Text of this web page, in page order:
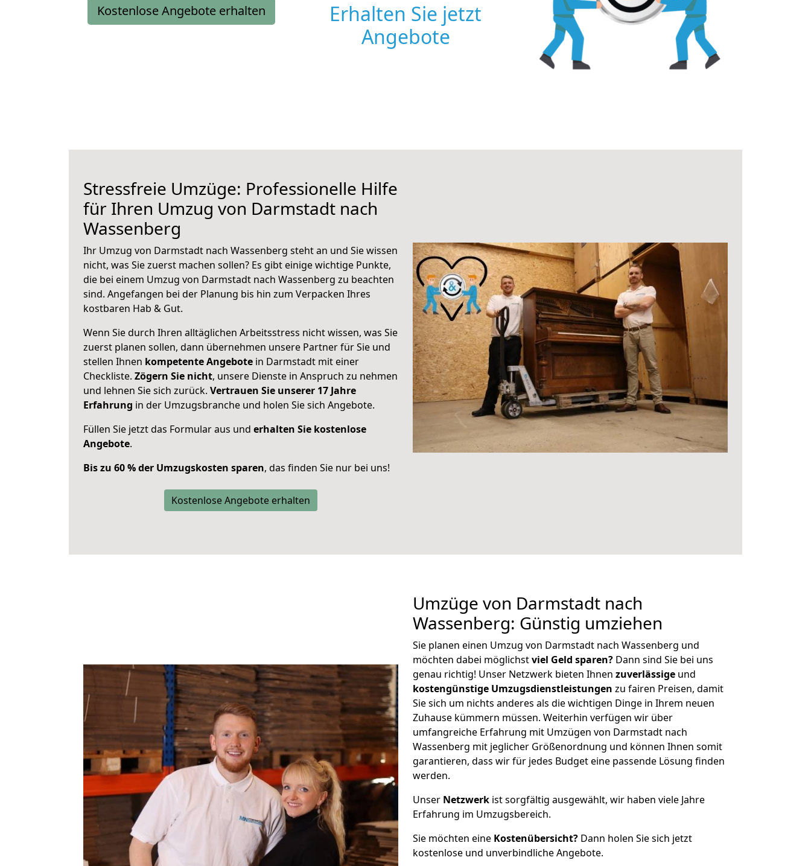
Kostenlose Angebote erhalten
Erhalten Sie jetzt
Angebote
Stressfreie Umzüge: Professionelle Hilfe
für Ihren Umzug von Darmstadt nach
Wassenberg
Ihr Umzug von Darmstadt nach Wassenberg steht an und Sie wissen
nicht, was Sie zuerst machen sollen? Es gibt einige wichtige Punkte,
die bei einem Umzug von Darmstadt nach Wassenberg zu beachten
sind. Angefangen bei der Planung bis hin zum Verpacken Ihres
kostbaren Hab & Gut.
Wenn Sie durch Ihren alltäglichen Arbeitsstress nicht wissen, was Sie
zuerst planen sollen, dann übernehmen unsere Partner für Sie und
stellen Ihnen kompetente Angebote in Darmstadt mit einer
Checkliste. Zögern Sie nicht, unsere Dienste in Anspruch zu nehmen
und lehnen Sie sich zurück. Vertrauen Sie unserer 17 Jahre
Erfahrung in der Umzugsbranche und holen Sie sich Angebote.
Füllen Sie jetzt das Formular aus und erhalten Sie kostenlose
Angebote.
Bis zu 60 % der Umzugskosten sparen, das finden Sie nur bei uns!
Kostenlose Angebote erhalten
Umzüge von Darmstadt nach
Wassenberg: Günstig umziehen
Sie planen einen Umzug von Darmstadt nach Wassenberg und
möchten dabei möglichstviel Geld sparen? Dann sind Sie bei uns
genau richtig! Unser Netzwerk bieten Ihnen zuverlässige und
kostengünstige Umzugsdienstleistungen zu fairen Preisen, damit
Sie sich um nichts anderes als die wichtigen Dinge in Ihrem neuen
Zuhause kümmern müssen. Weiterhin verfügen wir über
umfangreiche Erfahrung mit Umzügen von Darmstadt nach
Wassenberg mit jeglicher Größenordnung und können Ihnen somit
garantieren, dass wir für jedes Budget eine passende Lösung finden
werden.
Unser Netzwerk ist sorgfältig ausgewählt, wir haben viele Jahre
Erfahrung im Umzugsbereich.
Sie möchten eine Kostenübersicht? Dann holen Sie sich jetzt
kostenlose und unverbindliche Angebote.